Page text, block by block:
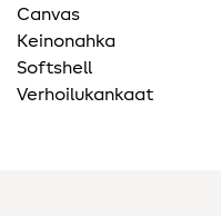
Canvas
Keinonahka
Softshell
Verhoilukankaat